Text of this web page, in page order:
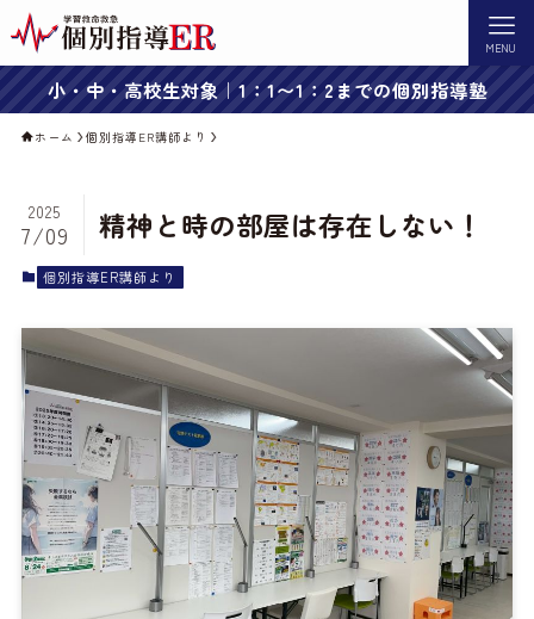
MENU
小・中・高校生対象｜1：1〜1：2までの個別指導塾
ホーム 個別指導ER講師より
精神と時の部屋は存在しない！
2025
7/09
個別指導ER講師より